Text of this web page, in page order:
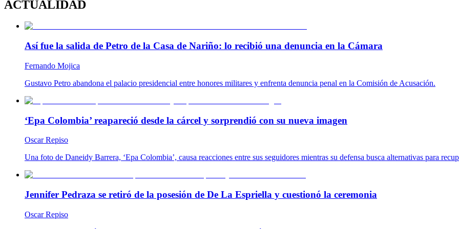
ACTUALIDAD
Así fue la salida de Petro de la Casa de Nariño: lo recibió una denuncia en la Cámara
Fernando Mojica
Gustavo Petro abandona el palacio presidencial entre honores militares y enfrenta denuncia penal en la Comisión de Acusación.
‘Epa Colombia’ reapareció desde la cárcel y sorprendió con su nueva imagen
Oscar Repiso
Una foto de Daneidy Barrera, ‘Epa Colombia’, causa reacciones entre sus seguidores mientras su defensa busca alternativas para
Jennifer Pedraza se retiró de la posesión de De La Espriella y cuestionó la ceremonia
Oscar Repiso